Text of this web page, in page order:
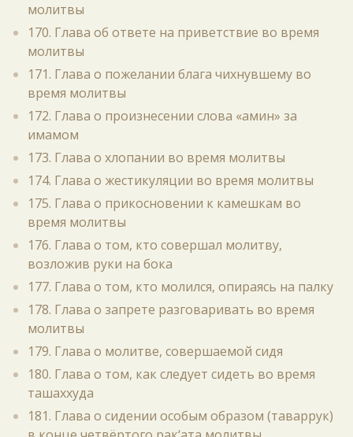
молитвы
170. Глава об ответе на приветствие во время
молитвы
171. Глава о пожелании блага чихнувшему во
время молитвы
172. Глава о произнесении слова «амин» за
имамом
173. Глава о хлопании во время молитвы
174. Глава о жестикуляции во время молитвы
175. Глава о прикосновении к камешкам во
время молитвы
176. Глава о том, кто совершал молитву,
возложив руки на бока
177. Глава о том, кто молился, опираясь на палку
178. Глава о запрете разговаривать во время
молитвы
179. Глава о молитве, совершаемой сидя
180. Глава о том, как следует сидеть во время
ташаххуда
181. Глава о сидении особым образом (таваррук)